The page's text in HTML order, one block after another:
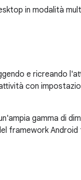
in modalità
e ricreando
con
gamma di
framework Android